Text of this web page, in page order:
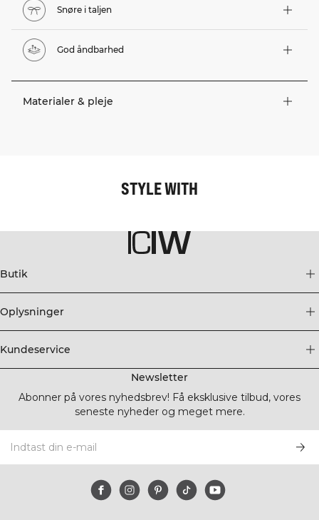
Snøre i taljen
God åndbarhed
Materialer & pleje
STYLE WITH
Butik
Oplysninger
Kundeservice
Newsletter
Abonner på vores nyhedsbrev! Få eksklusive tilbud, vores
seneste nyheder og meget mere.